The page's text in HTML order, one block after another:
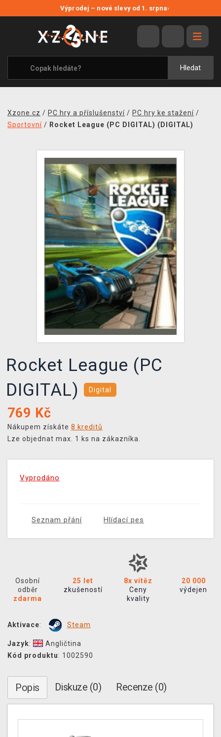
Výprodej – nové slevy od 1. srpna›
Hledat
VÝPRODEJ
VIDEOHRY
XZONE ORIGINALS
TÉMATIKY
MERCHANDISE
KONTAKT
PRODEJNY
XZONE KLUB
TCG & BOARDGAME HUB
VÝKUP HER (BAZAR)
Xzone.cz / PC hry a příslušenství / PC hry ke stažení /
Sportovní / Rocket League (PC DIGITAL) (DIGITAL)
Rocket League (PC
DIGITAL)
Digital
769 Kč
Nákupem získáte 8 kreditů
Lze objednat max. 1 ks na zákazníka.
Vyprodáno
Seznam přání Hlídací pes
Osobní
odběr
zdarma
25 let
zkušeností
8x vítěz
Ceny
kvality
20 000
výdejen
Aktivace: Steam
Jazyk:
Angličtina
Kód produktu: 1002590
Popis Diskuze (0) Recenze (0)